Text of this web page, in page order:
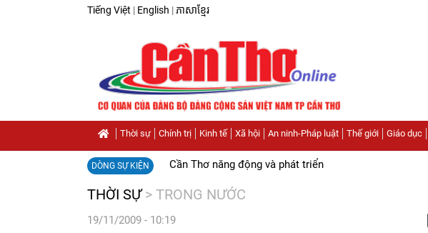
Tiếng Việt | English | ភាសាខ្មែរ
Thời sự Chính trị Kinh tế Xã hội An ninh-Pháp luật Thế giới Giáo dục
DÒNG SỰ KIỆN Cần Thơ năng động và phát triển
THỜI SỰ > TRONG NƯỚC
19/11/2009 - 10:19